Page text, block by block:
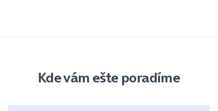
Kde vám ešte poradíme